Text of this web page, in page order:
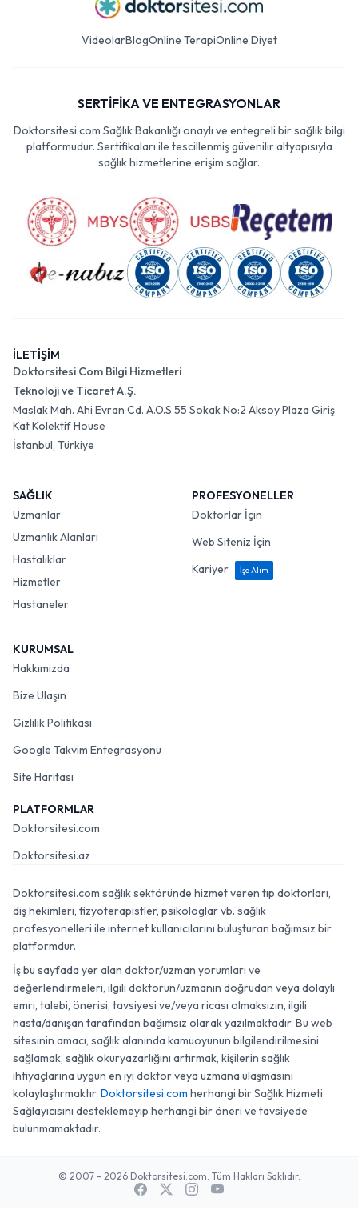
Videolar Blog Online Terapi Online Diyet
SERTİFİKA VE ENTEGRASYONLAR
Doktorsitesi.com Sağlık Bakanlığı onaylı ve entegreli bir sağlık bilgi
platformudur. Sertifikaları ile tescillenmiş güvenilir altyapısıyla
sağlık hizmetlerine erişim sağlar.
İLETİŞİM
Doktorsitesi Com Bilgi Hizmetleri
Teknoloji ve Ticaret A.Ş.
Maslak Mah. Ahi Evran Cd. A.O.S 55 Sokak No:2 Aksoy Plaza Giriş
Kat Kolektif House
İstanbul, Türkiye
SAĞLIK
Uzmanlar
Uzmanlık Alanları
Hastalıklar
Hizmetler
Hastaneler
PROFESYONELLER
Doktorlar İçin
Web Siteniz İçin
Kariyer
İşe Alım
KURUMSAL
Hakkımızda
Bize Ulaşın
Gizlilik Politikası
Google Takvim Entegrasyonu
Site Haritası
PLATFORMLAR
Doktorsitesi.com
Doktorsitesi.az
Doktorsitesi.com sağlık sektöründe hizmet veren tıp doktorları,
diş hekimleri, fizyoterapistler, psikologlar vb. sağlık
profesyonelleri ile internet kullanıcılarını buluşturan bağımsız bir
platformdur.
İş bu sayfada yer alan doktor/uzman yorumları ve
değerlendirmeleri, ilgili doktorun/uzmanın doğrudan veya dolaylı
emri, talebi, önerisi, tavsiyesi ve/veya ricası olmaksızın, ilgili
hasta/danışan tarafından bağımsız olarak yazılmaktadır. Bu web
sitesinin amacı, sağlık alanında kamuoyunun bilgilendirilmesini
sağlamak, sağlık okuryazarlığını artırmak, kişilerin sağlık
ihtiyaçlarına uygun en iyi doktor veya uzmana ulaşmasını
kolaylaştırmaktır. Doktorsitesi.com herhangi bir Sağlık Hizmeti
Sağlayıcısını desteklemeyip herhangi bir öneri ve tavsiyede
bulunmamaktadır.
© 2007 - 2026 Doktorsitesi.com. Tüm Hakları Saklıdır.